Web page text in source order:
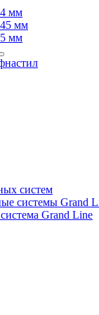
мм
мм
мм
систем
системы Grand
Grand Line